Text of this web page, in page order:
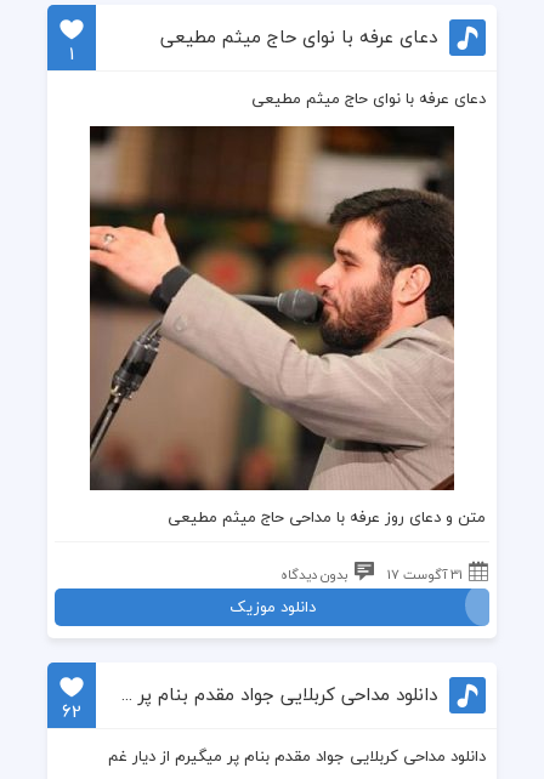
دعای عرفه با نوای حاج میثم مطیعی
1
دعای عرفه با نوای حاج میثم مطیعی
متن و دعای روز عرفه با مداحی حاج میثم مطیعی
31 آگوست 17 بدون دیدگاه
دانلود موزیک
دانلود مداحی کربلایی جواد مقدم بنام پر میگیرم از دیار غم
62
دانلود مداحی کربلایی جواد مقدم بنام پر میگیرم از دیار غم